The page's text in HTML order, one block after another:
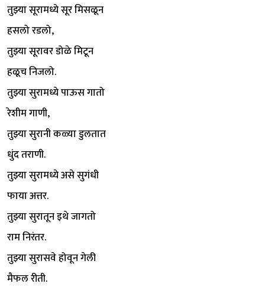
तुझ्या सूरामध्ये सूर मिसळून
हसलो रडलो,
तुझ्या सूरावर डोळे मिटून
हळूच निजलो.
तुझ्या सुरामध्ये पाऊस गातो
रेशीम गाणी,
तुझ्या सुरानी कळ्या डुलतात
धुंद तराणी.
तुझ्या सुरामध्ये असे सुगंधी
फाया अत्तर.
तुझ्या सुरातून इथे जागतो
राम निरंतर.
तुझ्या सुरासवे होवून गेली
मैफल रीती.